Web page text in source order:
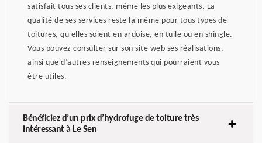
satisfait tous ses clients, même les plus exigeants. La
qualité de ses services reste la même pour tous types de
toitures, qu'elles soient en ardoise, en tuile ou en shingle.
Vous pouvez consulter sur son site web ses réalisations,
ainsi que d’autres renseignements qui pourraient vous
être utiles.
Bénéficiez d’un prix d’hydrofuge de toiture très
intéressant à Le Sen